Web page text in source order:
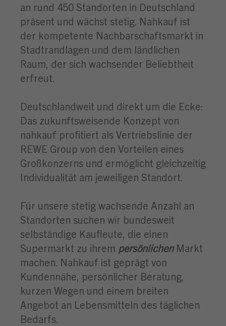
an rund 450 Standorten in Deutschland
präsent und wächst stetig. Nahkauf ist
der kompetente Nachbarschaftsmarkt in
Stadtrandlagen und dem ländlichen
Raum, der sich wachsender Beliebtheit
erfreut.
Deutschlandweit und direkt um die Ecke:
Das zukunftsweisende Konzept von
nahkauf profitiert als Vertriebslinie der
REWE Group von den Vorteilen eines
Großkonzerns und ermöglicht gleichzeitig
Individualität am jeweiligen Standort.
Für unsere stetig wachsende Anzahl an
Standorten suchen wir bundesweit
selbständige Kaufleute, die einen
Supermarkt zu ihrem persönlichenMarkt
machen. Nahkauf ist geprägt von
Kundennähe, persönlicher Beratung,
kurzen Wegen und einem breiten
Angebot an Lebensmitteln des täglichen
Bedarfs.